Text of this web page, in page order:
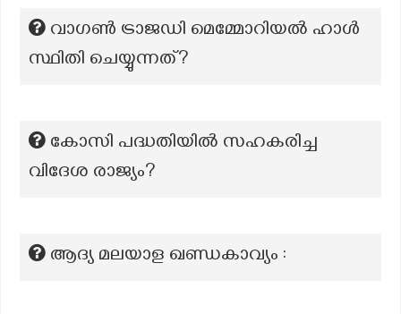
വാഗൺ ട്രാജഡി മെമ്മോറിയൽ ഹാൾ
സ്ഥിതി ചെയ്യുന്നത്?
കോസി പദ്ധതിയിൽ സഹകരിച്ച
വിദേശ രാജ്യം?
ആദ്യ മലയാള ഖണ്ഡകാവ്യം :